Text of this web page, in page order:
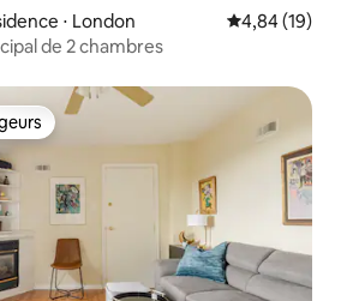
⋅ London Évaluation
4,84 (19)
de 2 chambres